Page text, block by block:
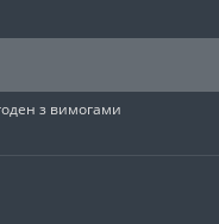
з вимогами